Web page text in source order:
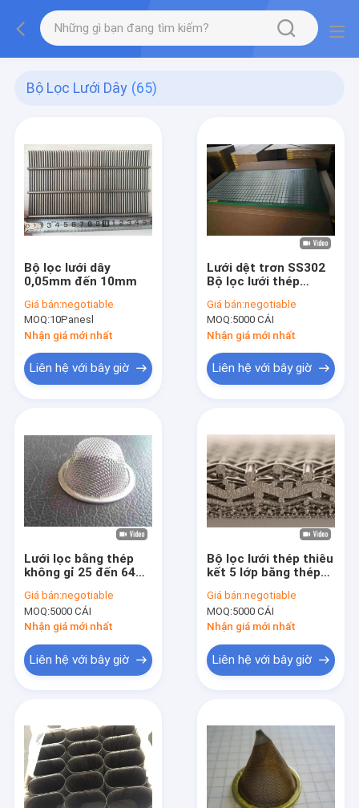
Bộ Lọc Lưới Dây (65)
Bộ lọc lưới dây
0,05mm đến 10mm
Giá bán:negotiable
MOQ:10Panesl
Nhận giá mới nhất
Liên hệ với bây giờ
Lưới dệt trơn SS302
Bộ lọc lưới thép
mòn mỏ dầu
Giá bán:negotiable
MOQ:5000 CÁI
Nhận giá mới nhất
Liên hệ với bây giờ
Lưới lọc bằng thép
không gỉ 25 đến 64
Giá bán:negotiable
MOQ:5000 CÁI
Nhận giá mới nhất
Liên hệ với bây giờ
Bộ lọc lưới thép thiêu
kết 5 lớp bằng thép
dây 2 đến 60 Micron
Giá bán:negotiable
MOQ:5000 CÁI
Nhận giá mới nhất
Liên hệ với bây giờ